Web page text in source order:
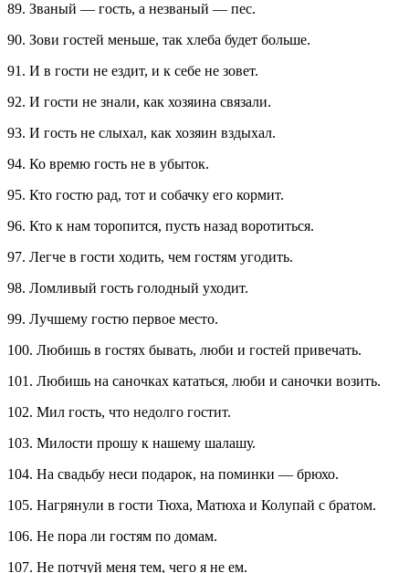
89. Званый — гость, а незваный — пес.
90. Зови гостей меньше, так хлеба будет больше.
91. И в гости не ездит, и к себе не зовет.
92. И гости не знали, как хозяина связали.
93. И гость не слыхал, как хозяин вздыхал.
94. Ко времю гость не в убыток.
95. Кто гостю рад, тот и собачку его кормит.
96. Кто к нам торопится, пусть назад воротиться.
97. Легче в гости ходить, чем гостям угодить.
98. Ломливый гость голодный уходит.
99. Лучшему гостю первое место.
100. Любишь в гостях бывать, люби и гостей привечать.
101. Любишь на саночках кататься, люби и саночки возить.
102. Мил гость, что недолго гостит.
103. Милости прошу к нашему шалашу.
104. На свадьбу неси подарок, на поминки — брюхо.
105. Нагрянули в гости Тюха, Матюха и Колупай с братом.
106. Не пора ли гостям по домам.
107. Не потчуй меня тем, чего я не ем.